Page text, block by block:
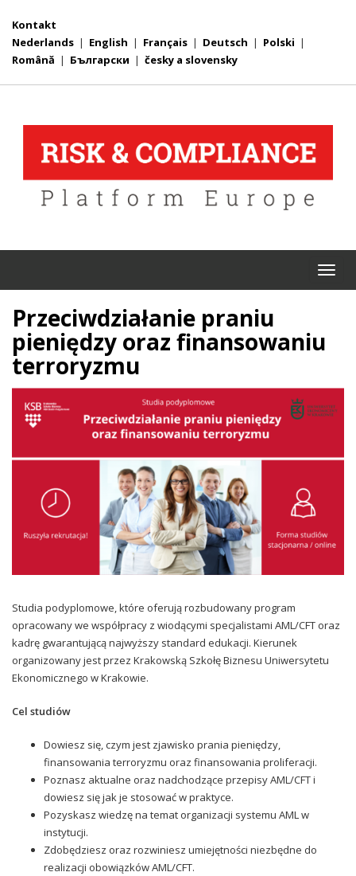
Kontakt
Nederlands | English | Français | Deutsch | Polski |
Română | Български | česky a slovensky
Przeciwdziałanie praniu
pieniędzy oraz finansowaniu
terroryzmu
Studia podyplomowe, które oferują rozbudowany program
opracowany we współpracy z wiodącymi specjalistami AML/CFT oraz
kadrę gwarantującą najwyższy standard edukacji. Kierunek
organizowany jest przez Krakowską Szkołę Biznesu Uniwersytetu
Ekonomicznego w Krakowie.
Cel studiów
Dowiesz się, czym jest zjawisko prania pieniędzy,
finansowania terroryzmu oraz finansowania proliferacji.
Poznasz aktualne oraz nadchodzące przepisy AML/CFT i
dowiesz się jak je stosować w praktyce.
Pozyskasz wiedzę na temat organizacji systemu AML w
instytucji.
Zdobędziesz oraz rozwiniesz umiejętności niezbędne do
realizacji obowiązków AML/CFT.